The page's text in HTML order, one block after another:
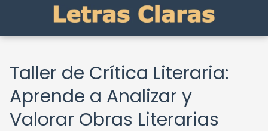
Taller de Crítica Literaria:
Aprende a Analizar y
Valorar Obras Literarias